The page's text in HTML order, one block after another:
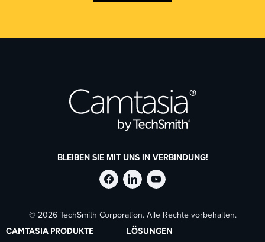
BLEIBEN SIE MIT UNS IN VERBINDUNG!
TechSmith
auf
TechSmith
auf
TechSmith
auf
© 2026 TechSmith Corporation. Alle Rechte vorbehalten.
CAMTASIA PRODUKTE LÖSUNGEN